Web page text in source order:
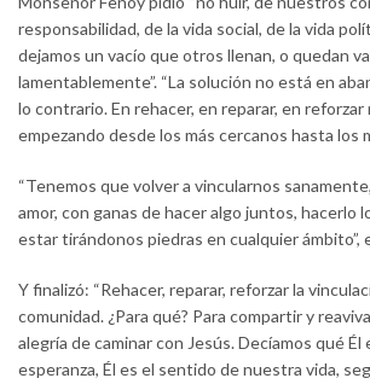
responsabilidad, de la vida social, de la vida
dejamos un vacío que otros llenan, o quedan
lamentablemente”. “La solución no está en
lo contrario. En rehacer, en reparar, en
empezando desde los más cercanos hasta los
“Tenemos que volver a vincularnos
amor, con ganas de hacer algo juntos, hacerlo
estar tirándonos piedras en cualquier ámbito”,
Y finalizó: “Rehacer, reparar, reforzar la
comunidad. ¿Para qué? Para compartir y
alegría de caminar con Jesús. Decíamos qué Él
esperanza, Él es el sentido de nuestra vida,